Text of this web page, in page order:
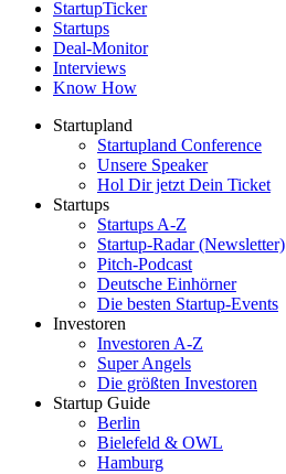
StartupTicker
Startups
Deal-Monitor
Interviews
Know How
Startupland
Startupland Conference
Unsere Speaker
Hol Dir jetzt Dein Ticket
Startups
Startups A-Z
Startup-Radar (Newsletter)
Pitch-Podcast
Deutsche Einhörner
Die besten Startup-Events
Investoren
Investoren A-Z
Super Angels
Die größten Investoren
Startup Guide
Berlin
Bielefeld & OWL
Hamburg